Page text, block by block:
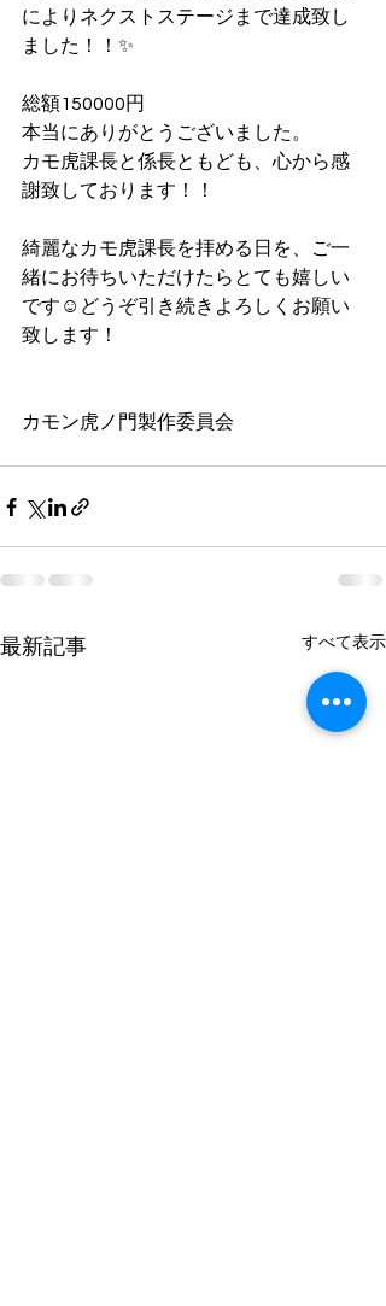
によりネクストステージまで達成致し
ました！！✨
総額150000円
本当にありがとうございました。
カモ虎課長と係長ともども、心から感
謝致しております！！
綺麗なカモ虎課長を拝める日を、ご一
緒にお待ちいただけたらとても嬉しい
です☺️どうぞ引き続きよろしくお願い
致します！
カモン虎ノ門製作委員会
最新記事 すべて表示